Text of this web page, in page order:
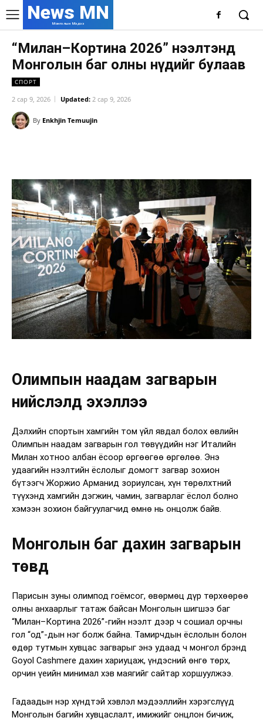
News MN
Монголын Мэдээ
“Милан–Кортина 2026” нээлтэнд
Монголын баг олны нүдийг булаав
СПОРТ
2 сар 9, 2026 Updated: 2 сар 9, 2026
By Enkhjin Temuujin
Олимпын наадам загварын
нийслэлд эхэллээ
Дэлхийн спортын хамгийн том үйл явдал болох өвлийн
Олимпын наадам загварын гол төвүүдийн нэг Италийн
Милан хотноо албан ёсоор өргөөгөө өргөлөө. Энэ
удаагийн нээлтийн ёслолыг домогт загвар зохион
бүтээгч Жоржио Арманид зориулсан, хүн төрөлхтний
түүхэнд хамгийн дэгжин, чамин, загварлаг ёслол болно
хэмээн зохион байгуулагчид өмнө нь онцолж байв.
Монголын баг дахин загварын
төвд
Парисын зуны олимпод гоёмсог, өвөрмөц дүр төрхөөрөө
олны анхаарлыг татаж байсан Монголын шигшээ баг
“Милан–Кортина 2026”-гийн нээлт дээр ч сошиал орчны
гол “од”-дын нэг болж байна. Тамирчдын ёслолын болон
өдөр тутмын хувцас загварыг энэ удаад ч монгол брэнд
Goyol Cashmere дахин хариуцаж, үндэсний өнгө төрх,
орчин үеийн минимал хэв маягийг сайтар хоршуулжээ.
Гадаадын нэр хүндтэй хэвлэл мэдээллийн хэрэгслүүд
Монголын багийн хувцаслалт, имижийг онцлон бичиж,